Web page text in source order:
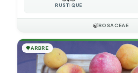
RUSTIQUE
🍃ROSACEAE
🌳ARBRE